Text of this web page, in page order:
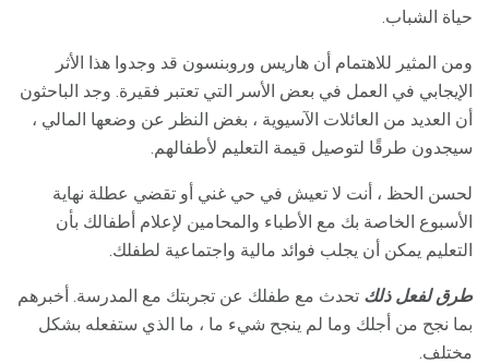
حياة الشباب.
ومن المثير للاهتمام أن هاريس وروبنسون قد وجدوا هذا الأثر
الإيجابي في العمل في بعض الأسر التي تعتبر فقيرة. وجد الباحثون
أن العديد من العائلات الآسيوية ، بغض النظر عن وضعها المالي ،
سيجدون طرقًا لتوصيل قيمة التعليم لأطفالهم.
لحسن الحظ ، أنت لا تعيش في حي غني أو تقضي عطلة نهاية
الأسبوع الخاصة بك مع الأطباء والمحامين لإعلام أطفالك بأن
التعليم يمكن أن يجلب فوائد مالية واجتماعية لطفلك.
طرق لفعل ذلك تحدث مع طفلك عن تجربتك مع المدرسة. أخبرهم
بما نجح من أجلك وما لم ينجح شيء ما ، ما الذي ستفعله بشكل
مختلف.